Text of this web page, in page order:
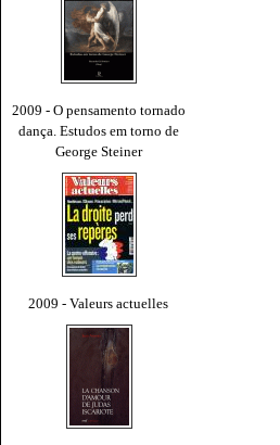
2009 - O pensamento tornado
dança. Estudos em torno de
George Steiner
2009 - Valeurs actuelles